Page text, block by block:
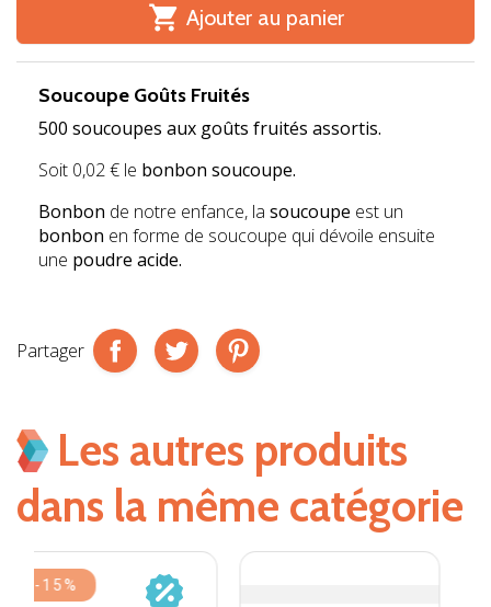
 Ajouter au panier
Soucoupe Goûts Fruités
500 soucoupes aux goûts fruités assortis.
Soit 0,02 € le bonbon soucoupe.
Bonbon de notre enfance, la soucoupe est un
bonbon en forme de soucoupe qui dévoile ensuite
une poudre acide.
Partager
Les autres produits
dans la même catégorie
-15%